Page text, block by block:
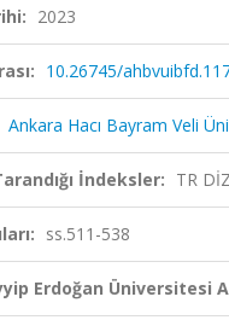
2023
10.26745/
Ankara Hacı Bayram Veli
İndeksler: TR
ss.511-538
Erdoğan Üniversitesi